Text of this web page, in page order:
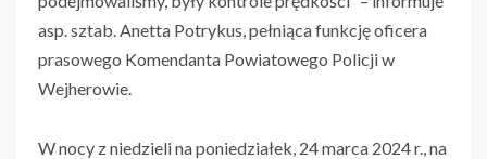
asp. sztab. Anetta Potrykus, pełniąca funkcję oficera
prasowego Komendanta Powiatowego Policji w
Wejherowie.
W nocy z niedzieli na poniedziałek, 24 marca 2024 r., na